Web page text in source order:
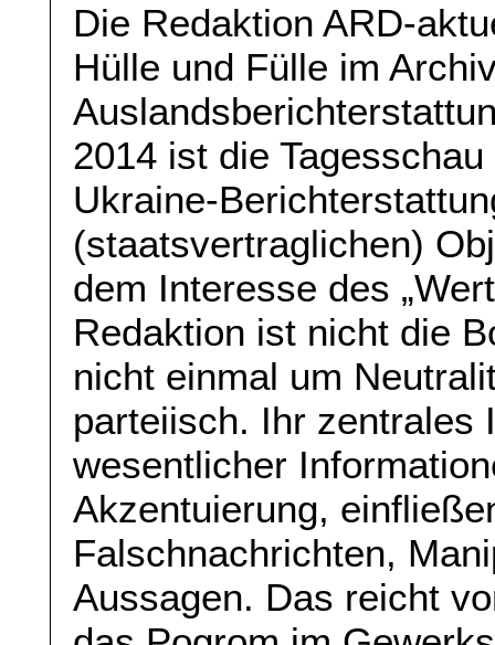
Die Redaktion ARD-
Hülle und Fülle im
2014 ist die
Ukraine-
(staatsvertraglichen)
dem Interesse des
Redaktion ist nicht die
nicht einmal um
parteiisch. Ihr zentrales
wesentlicher
Akzentuierung,
Falschnachrichten,
Aussagen. Das reicht